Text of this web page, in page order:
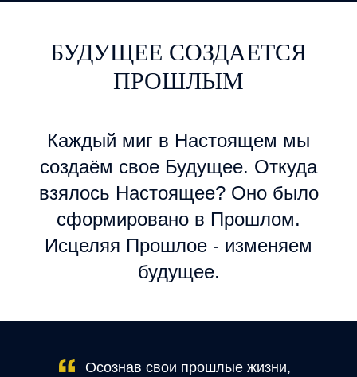
БУДУЩЕЕ СОЗДАЕТСЯ
ПРОШЛЫМ
Каждый миг в Настоящем мы
создаём свое Будущее. Откуда
взялось Настоящее? Оно было
сформировано в Прошлом.
Исцеляя Прошлое - изменяем
будущее.
Осознав свои прошлые жизни,